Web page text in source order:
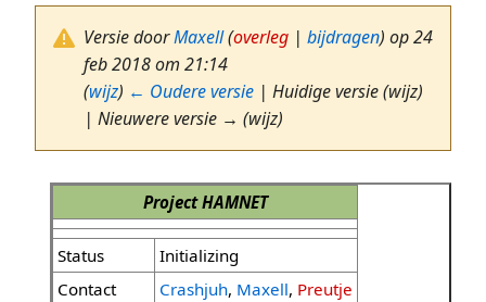
Versie doorMaxell(overleg | bijdragen) op 24
feb 2018 om 21:14
(wijz) ← Oudere versie | Huidige versie (wijz)
| Nieuwere versie → (wijz)
Project HAMNET
Status
Initializing
Contact
Crashjuh, Maxell, Preutje